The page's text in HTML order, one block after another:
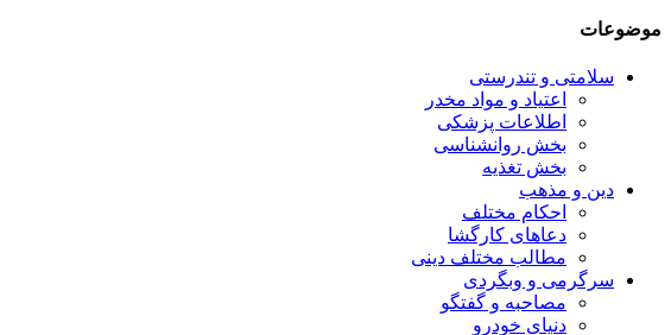
موضوعات
سلامتی و تندرستی
اعتیاد و مواد مخدر
اطلاعات پزشکی
بخش روانشناسی
بخش تغذیه
دین و مذهب
احکام مختلف
دعاهای کارگشا
مطالب مختلف دینی
سرگرمی و وبگردی
مصاحبه و گفتگو
دنیای خودرو